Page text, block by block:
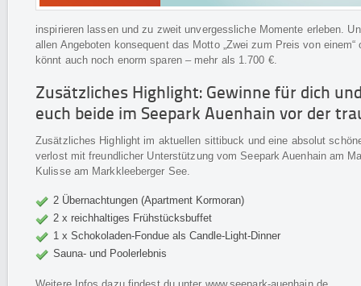
inspirieren lassen und zu zweit unvergessliche Momente erleben.
allen Angeboten konsequent das Motto „Zwei zum Preis von
könnt auch noch enorm sparen – mehr als 1.700 €.
Zusätzliches Highlight: Gewinne für dich
euch beide im Seepark Auenhain vor der
Zusätzliches Highlight im aktuellen sittibuck und eine absolut
verlost mit freundlicher Unterstützung vom Seepark Auenhain am
Kulisse am Markkleeberger See.
2 Übernachtungen (Apartment Kormoran)
2 x reichhaltiges Frühstücksbuffet
1 x Schokoladen-Fondue als Candle-Light-Dinner
Sauna- und Poolerlebnis
Weitere Infos dazu findest du unter www.seepark-auenhain.de.